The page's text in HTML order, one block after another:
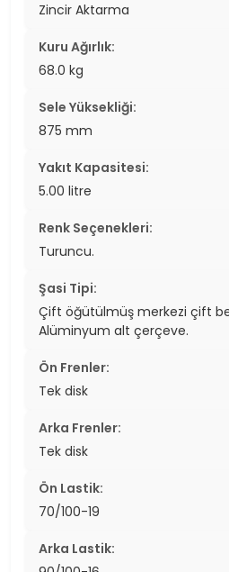
Zincir Aktarma
Kuru Ağırlık:
68.0 kg
Sele Yüksekliği:
875 mm
Yakıt Kapasitesi:
5.00 litre
Renk Seçenekleri:
Turuncu.
Şasi Tipi:
Çift öğütülmüş merkezi çift
Alüminyum alt çerçeve.
Ön Frenler:
Tek disk
Arka Frenler:
Tek disk
Ön Lastik:
70/100-19
Arka Lastik: